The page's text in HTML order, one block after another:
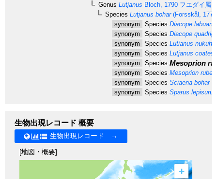
Genus Lutjanus Bloch, 1790 フエダイ属
Species Lutjanus bohar(Forsskål,
synonym
Species Diacope labuan
synonym
Species Diacope
synonym
Species Lutianus
synonym
Species Lutjanus coatesi
synonym
Species Mesoprion
synonym Species Mesoprion
synonym
Species Sciaena bohar
synonym
Species Sparus lepisurus
生物出現レコード 概要
生物出現レコード →
[地図・概要]
+